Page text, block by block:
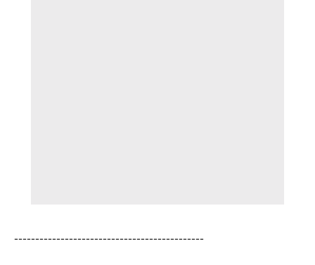
---------------------------------------------